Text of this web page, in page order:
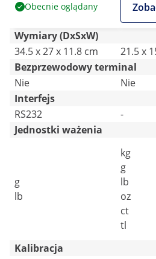
Obecnie oglądany
Wymiary (DxSxW)
34.5 x 27 x 11.8 cm
21.5 x
Bezprzewodowy terminal
Nie
Nie
Interfejs
RS232
-
Jednostki ważenia
g
lb
kg
g
lb
oz
ct
tl
Kalibracja